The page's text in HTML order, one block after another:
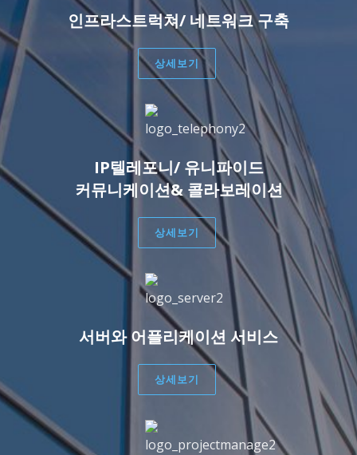
인프라스트럭쳐/ 네트워크 구축
상세보기
IP텔레포니/ 유니파이드
커뮤니케이션& 콜라보레이션
상세보기
서버와 어플리케이션 서비스
상세보기